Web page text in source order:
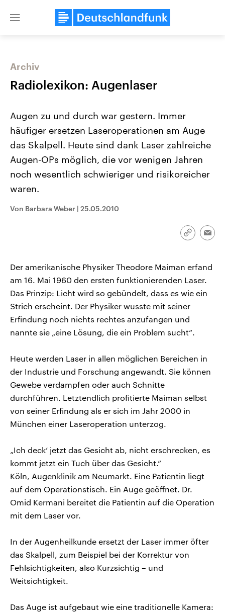
Close
USA
Hintergründe
gehören die Vereinigten Staaten zu
Nahostkonflikt
Israel möchte die Hamas
Diese wird wie die
Libanon vom Iran
Audio-Archiv
Archiv
Radiolexikon: Augenlaser
Augen zu und durch war gestern. Immer
häufiger ersetzen Laseroperationen am Auge
das Skalpell. Heute sind dank Laser zahlreiche
Augen-OPs möglich, die vor wenigen Jahren
noch wesentlich schwieriger und risikoreicher
waren.
Von Barbara Weber | 25.05.2010
Link
Der amerikanische Physiker Theodore Maiman erfand
am 16. Mai 1960 den ersten funktionierenden Laser.
Das Prinzip: Licht wird so gebündelt, dass es wie ein
Strich erscheint. Der Physiker wusste mit seiner
Erfindung noch nichts rechtes anzufangen und
nannte sie „eine Lösung, die ein Problem sucht“.
Heute werden Laser in allen möglichen Bereichen in
der Industrie und Forschung angewandt. Sie können
Gewebe verdampfen oder auch Schnitte
durchführen. Letztendlich profitierte Maiman selbst
von seiner Erfindung als er sich im Jahr 2000 in
München einer Laseroperation unterzog.
„Ich deck’ jetzt das Gesicht ab, nicht erschrecken, es
kommt jetzt ein Tuch über das Gesicht.“
Köln, Augenklinik am Neumarkt. Eine Patientin liegt
auf dem Operationstisch. Ein Auge geöffnet. Dr.
Omid Kermani bereitet die Patientin auf die Operation
mit dem Laser vor.
In der Augenheilkunde ersetzt der Laser immer öfter
das Skalpell, zum Beispiel bei der Korrektur von
Fehlsichtigkeiten, also Kurzsichtig – und
Weitsichtigkeit.
Das Auge ist aufgebaut wie eine traditionelle Kamera: